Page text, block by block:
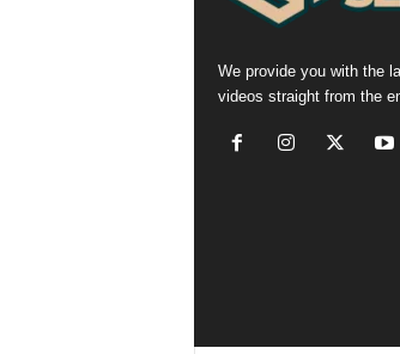
We provide you with the
videos straight from the